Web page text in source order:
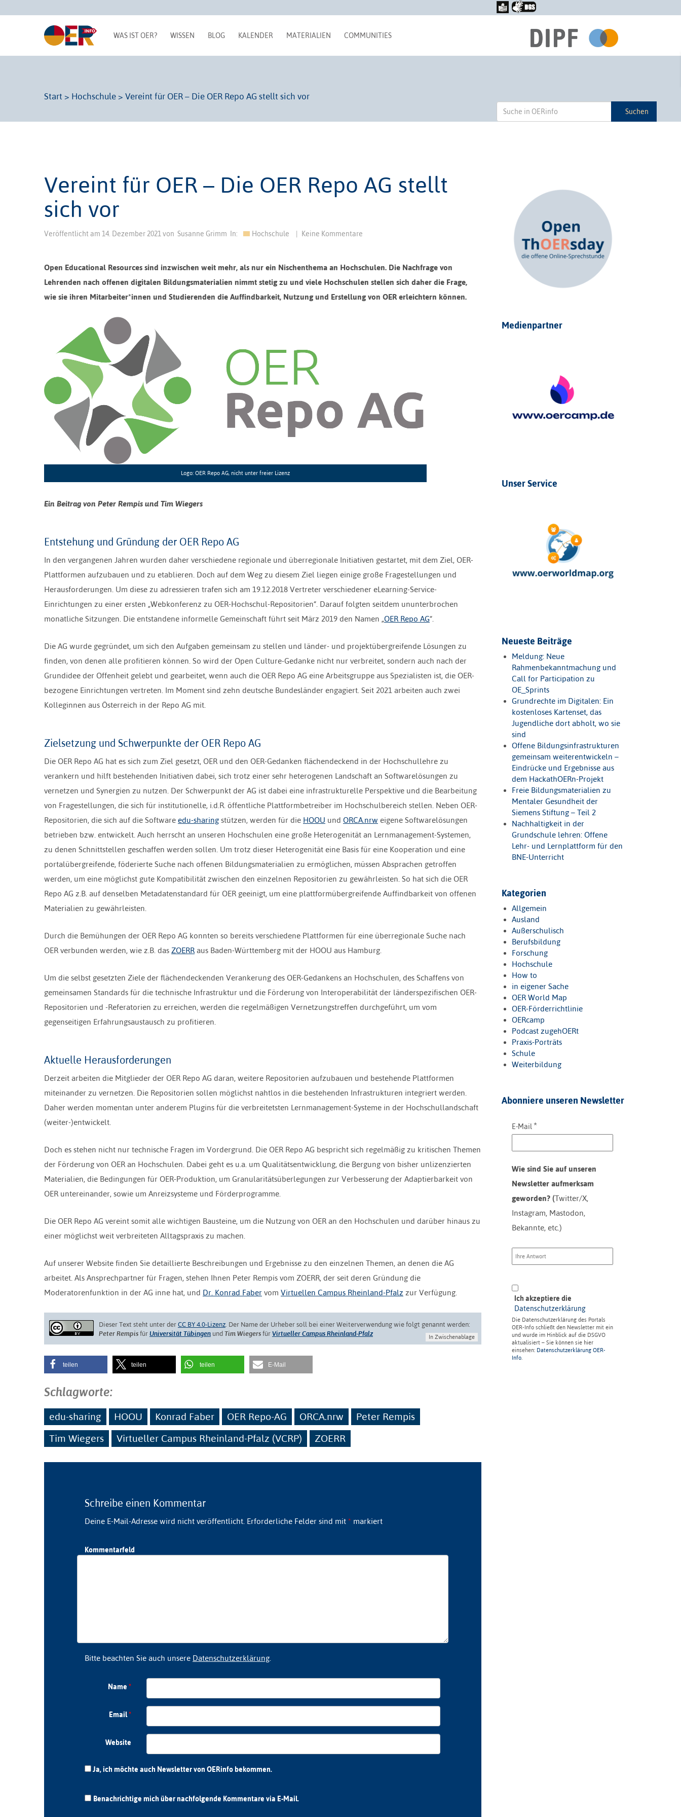
WAS IST OER? WISSEN BLOG KALENDER MATERIALIEN COMMUNITIES
Start > Hochschule > Vereint für OER – Die OER Repo AG stellt sich vor
Suchen
Vereint für OER – Die OER Repo AG stellt
sich vor
Veröffentlicht am 14. Dezember 2021 von Susanne Grimm In: Hochschule Keine Kommentare
Open Educational Resources sind inzwischen weit mehr, als nur ein Nischenthema an Hochschulen. Die Nachfrage von
Lehrenden nach offenen digitalen Bildungsmaterialien nimmt stetig zu und viele Hochschulen stellen sich daher die Frage,
wie sie ihren Mitarbeiter*innen und Studierenden die Auffindbarkeit, Nutzung und Erstellung von OER erleichtern können.
Logo: OER Repo AG, nicht unter freier Lizenz
Ein Beitrag von Peter Rempis und Tim Wiegers
Entstehung und Gründung der OER Repo AG
In den vergangenen Jahren wurden daher verschiedene regionale und überregionale Initiativen gestartet, mit dem Ziel, OER-
Plattformen aufzubauen und zu etablieren. Doch auf dem Weg zu diesem Ziel liegen einige große Fragestellungen und
Herausforderungen. Um diese zu adressieren trafen sich am 19.12.2018 Vertreter verschiedener eLearning-Service-
Einrichtungen zu einer ersten „Webkonferenz zu OER-Hochschul-Repositorien“. Darauf folgten seitdem ununterbrochen
monatliche Sitzungen. Die entstandene informelle Gemeinschaft führt seit März 2019 den Namen „OER Repo AG“.
Die AG wurde gegründet, um sich den Aufgaben gemeinsam zu stellen und länder- und projektübergreifende Lösungen zu
finden, von denen alle profitieren können. So wird der Open Culture-Gedanke nicht nur verbreitet, sondern auch nach der
Grundidee der Offenheit gelebt und gearbeitet, wenn auch die OER Repo AG eine Arbeitsgruppe aus Spezialisten ist, die OER-
bezogene Einrichtungen vertreten. Im Moment sind zehn deutsche Bundesländer engagiert. Seit 2021 arbeiten auch zwei
Kolleginnen aus Österreich in der Repo AG mit.
Zielsetzung und Schwerpunkte der OER Repo AG
Die OER Repo AG hat es sich zum Ziel gesetzt, OER und den OER-Gedanken flächendeckend in der Hochschullehre zu
verankern und hilft bestehenden Initiativen dabei, sich trotz einer sehr heterogenen Landschaft an Softwarelösungen zu
vernetzen und Synergien zu nutzen. Der Schwerpunkt der AG ist dabei eine infrastrukturelle Perspektive und die Bearbeitung
von Fragestellungen, die sich für institutionelle, i.d.R. öffentliche Plattformbetreiber im Hochschulbereich stellen. Neben OER-
Repositorien, die sich auf die Software edu-sharing stützen, werden für die HOOU und ORCA.nrw eigene Softwarelösungen
betrieben bzw. entwickelt. Auch herrscht an unseren Hochschulen eine große Heterogenität an Lernmanagement-Systemen,
zu denen Schnittstellen geschaffen werden sollen. Um trotz dieser Heterogenität eine Basis für eine Kooperation und eine
portalübergreifende, föderierte Suche nach offenen Bildungsmaterialien zu ermöglichen, müssen Absprachen getroffen
werden, um eine möglichst gute Kompatibilität zwischen den einzelnen Repositorien zu gewährleisten. So hat sich die OER
Repo AG z.B. auf denselben Metadatenstandard für OER geeinigt, um eine plattformübergreifende Auffindbarkeit von offenen
Materialien zu gewährleisten.
Durch die Bemühungen der OER Repo AG konnten so bereits verschiedene Plattformen für eine überregionale Suche nach
OER verbunden werden, wie z.B. das ZOERR aus Baden-Württemberg mit der HOOU aus Hamburg.
Um die selbst gesetzten Ziele der flächendeckenden Verankerung des OER-Gedankens an Hochschulen, des Schaffens von
gemeinsamen Standards für die technische Infrastruktur und die Förderung von Interoperabilität der länderspezifischen OER-
Repositorien und -Referatorien zu erreichen, werden die regelmäßigen Vernetzungstreffen durchgeführt, um vom
gegenseitigen Erfahrungsaustausch zu profitieren.
Aktuelle Herausforderungen
Derzeit arbeiten die Mitglieder der OER Repo AG daran, weitere Repositorien aufzubauen und bestehende Plattformen
miteinander zu vernetzen. Die Repositorien sollen möglichst nahtlos in die bestehenden Infrastrukturen integriert werden.
Daher werden momentan unter anderem Plugins für die verbreitetsten Lernmanagement-Systeme in der Hochschullandschaft
(weiter-)entwickelt.
Doch es stehen nicht nur technische Fragen im Vordergrund. Die OER Repo AG bespricht sich regelmäßig zu kritischen Themen
der Förderung von OER an Hochschulen. Dabei geht es u.a. um Qualitätsentwicklung, die Bergung von bisher unlizenzierten
Materialien, die Bedingungen für OER-Produktion, um Granularitätsüberlegungen zur Verbesserung der Adaptierbarkeit von
OER untereinander, sowie um Anreizsysteme und Förderprogramme.
Die OER Repo AG vereint somit alle wichtigen Bausteine, um die Nutzung von OER an den Hochschulen und darüber hinaus zu
einer möglichst weit verbreiteten Alltagspraxis zu machen.
Auf unserer Website finden Sie detaillierte Beschreibungen und Ergebnisse zu den einzelnen Themen, an denen die AG
arbeitet. Als Ansprechpartner für Fragen, stehen Ihnen Peter Rempis vom ZOERR, der seit deren Gründung die
Moderatorenfunktion in der AG inne hat, und Dr. Konrad Faber vom Virtuellen Campus Rheinland-Pfalz zur Verfügung.
Dieser Text steht unter der CC BY 4.0-Lizenz . Der Name der Urheber soll bei einer Weiterverwendung wie folgt genannt werden:
Peter Rempis für Universität Tübingen und Tim Wiegers für Virtueller Campus Rheinland-Pfalz In Zwischenablage
teilen teilen teilen E-Mail
Schlagworte:
edu-sharing HOOU Konrad Faber OER Repo-AG ORCA.nrw
Peter Rempis
Tim Wiegers
Virtueller Campus Rheinland-Pfalz (VCRP) ZOERR
Schreibe einen Kommentar
Deine E-Mail-Adresse wird nicht veröffentlicht. Erforderliche Felder sind mit * markiert
Kommentarfeld
Bitte beachten Sie auch unsere Datenschutzerklärung
Name*
Email*
Website
Ja, ich möchte auch Newsletter von OERinfo bekommen.
Benachrichtige mich über nachfolgende Kommentare via E-Mail.
Medienpartner
Unser Service
Neueste Beiträge
Meldung: Neue
Rahmenbekanntmachung und
Call for Participation zu
OE_Sprints
Grundrechte im Digitalen: Ein
kostenloses Kartenset, das
Jugendliche dort abholt, wo sie
sind
Offene Bildungsinfrastrukturen
gemeinsam weiterentwickeln –
Eindrücke und Ergebnisse aus
dem HackathOERn-Projekt
Freie Bildungsmaterialien zu
Mentaler Gesundheit der
Siemens Stiftung – Teil 2
Nachhaltigkeit in der
Grundschule lehren: Offene
Lehr- und Lernplattform für den
BNE-Unterricht
Kategorien
Allgemein
Ausland
Außerschulisch
Berufsbildung
Forschung
Hochschule
How to
in eigener Sache
OER World Map
OER-Förderrichtlinie
OERcamp
Podcast zugehOERt
Praxis-Porträts
Schule
Weiterbildung
Abonniere unseren Newsletter
E-Mail *
Wie sind Sie auf unseren
Newsletter aufmerksam
geworden? (Twitter/X,
Instagram, Mastodon,
Bekannte, etc.)
Ich akzeptiere die
Datenschutzerklärung
Die Datenschutzerklärung des Portals
OER-Info schließt den Newsletter mit ein
und wurde im Hinblick auf die DSGVO
aktualisiert – Sie können sie hier
einsehen: Datenschutzerklärung OER-
Info.